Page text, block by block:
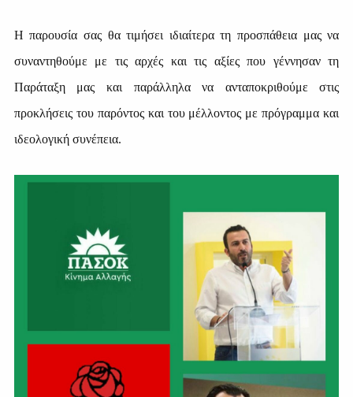
Η παρουσία σας θα τιμήσει ιδιαίτερα τη προσπάθεια μας να
συναντηθούμε με τις αρχές και τις αξίες που γέννησαν τη
Παράταξη μας και παράλληλα να ανταποκριθούμε στις
προκλήσεις του παρόντος και του μέλλοντος με πρόγραμμα και
ιδεολογική συνέπεια.